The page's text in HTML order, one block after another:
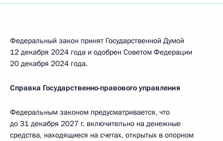
Федеральный закон принят Государственной Думой
12 декабря 2024 года и одобрен Советом Федерации
20 декабря 2024 года.
Справка Государственно-правового управления
Федеральным законом предусматривается, что
до 31 декабря 2027 г. включительно на денежные
средства, находящиеся на счетах, открытых в опорном